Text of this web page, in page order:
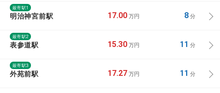
最寄駅1
明治神宮前駅 17.00 万円 8分
最寄駅2
表参道駅 15.30 万円 11 分
最寄駅3
外苑前駅 17.27 万円 11 分